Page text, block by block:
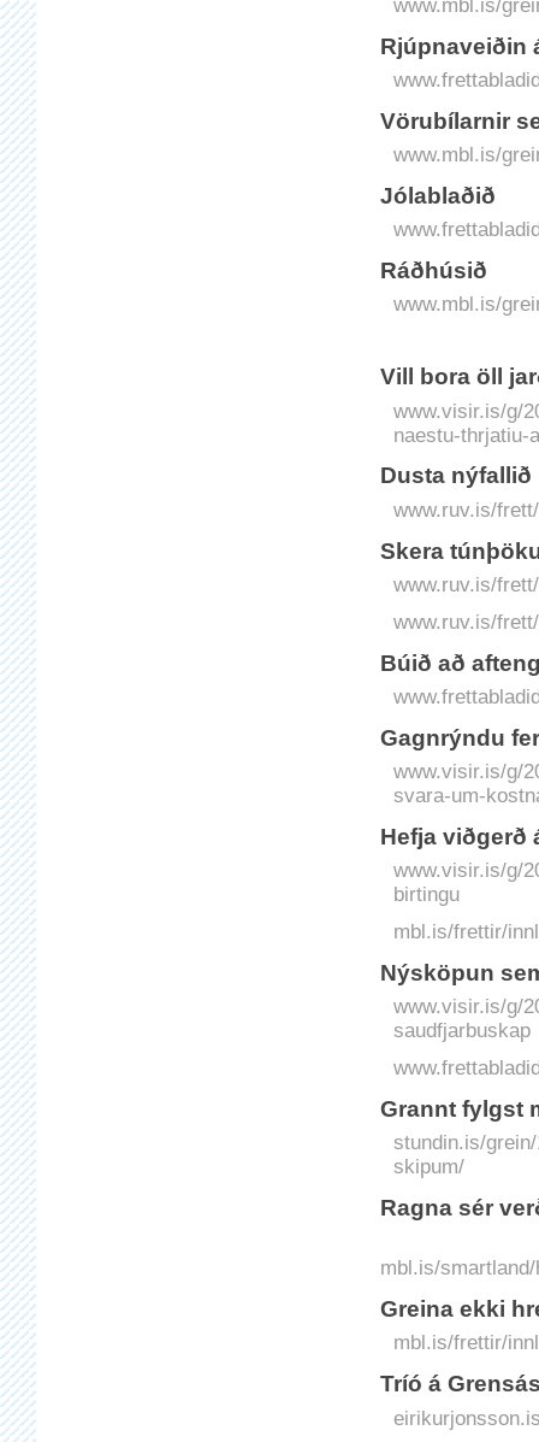
www.mbl.is/
Rjúpna­veiðin
Vörubílarnir
www.mbl.is/
Jólablaðið
Ráðhúsið
www.mbl.is/
Vill bora öll
www.visir.is/g/
naestu-thrjatiu-
Dusta
www.ruv.is/
Skera
www.ruv.is/
www.ruv.is/
Búið að
Gagnrýndu
www.visir.is/g/
svara-um-
Hefja viðgerð
www.visir.is/g/
birtingu
mbl.is/frettir/
Nýsköpun
www.visir.is/g/
saudfjarbuskap
Grannt fylgst
stundin.is/
skipum/
Ragna sér
mbl.is/
Greina ekki
mbl.is/frettir/
Tríó á